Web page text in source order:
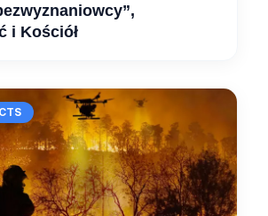
i Kościół